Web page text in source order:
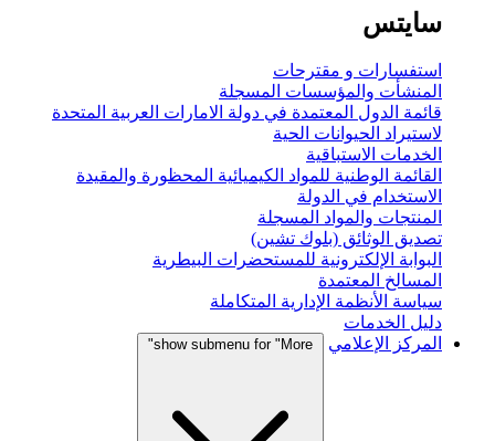
سايتس
استفسارات و مقترحات
المنشأت والمؤسسات المسجلة
قائمة الدول المعتمدة في دولة الامارات العربية المتحدة
لاستيراد الحيوانات الحية
الخدمات الاستباقية
القائمة الوطنية للمواد الكيميائية المحظورة والمقيدة
الاستخدام في الدولة
المنتجات والمواد المسجلة
تصديق الوثائق (بلوك تشين)
البوابة الإلكترونية للمستحضرات البيطرية
المسالخ المعتمدة
سياسة الأنظمة الإدارية المتكاملة
دليل الخدمات
المركز الإعلامي
show submenu for "More"